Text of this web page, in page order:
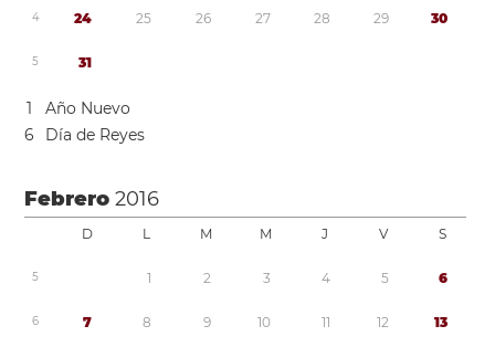
4 24 25 26 27 28 29 30
5 31
1
Año Nuevo
6
Día de Reyes
Febrero2016
D L M M J V S
5 1 2 3 4 5 6
6 7 8 9 10 11 12 13